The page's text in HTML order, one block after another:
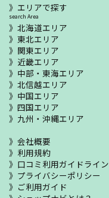
エリアで探す
search Area
北海道エリア
東北エリア
関東エリア
近畿エリア
中部・東海エリア
北信越エリア
中国エリア
四国エリア
九州・沖縄エリア
会社概要
利用規約
口コミ利用ガイドライン
プライバシーポリシー
ご利用ガイド